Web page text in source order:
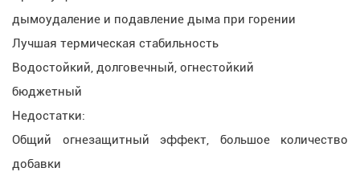
дымоудаление и подавление дыма при горении
Лучшая термическая стабильность
Водостойкий, долговечный, огнестойкий
бюджетный
Недостатки:
Общий огнезащитный эффект, большое количество
добавки